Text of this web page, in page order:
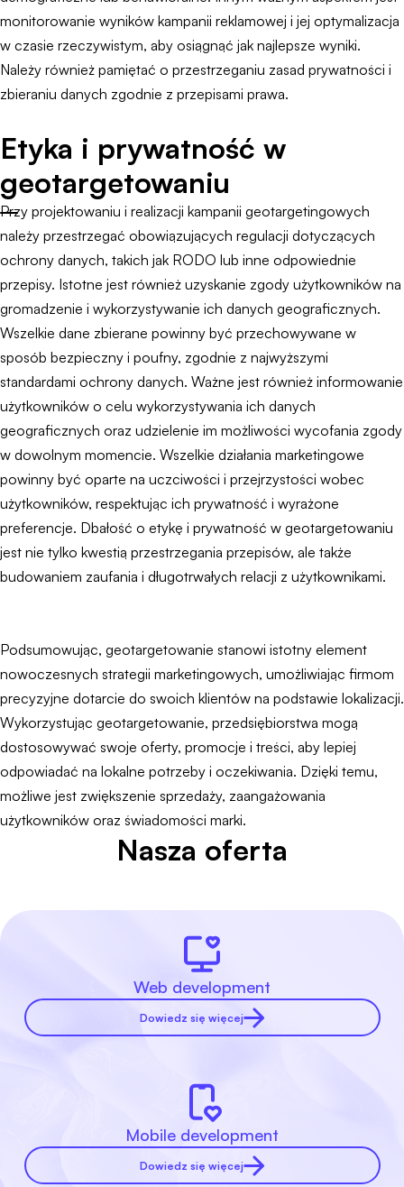
monitorowanie wyników kampanii reklamowej i jej optymalizacja
w czasie rzeczywistym, aby osiągnąć jak najlepsze wyniki.
Należy również pamiętać o przestrzeganiu zasad prywatności i
zbieraniu danych zgodnie z przepisami prawa.
Etyka i prywatność w
geotargetowaniu
Przy projektowaniu i realizacji kampanii geotargetingowych
należy przestrzegać obowiązujących regulacji dotyczących
ochrony danych, takich jak RODO lub inne odpowiednie
przepisy. Istotne jest również uzyskanie zgody użytkowników na
gromadzenie i wykorzystywanie ich danych geograficznych.
Wszelkie dane zbierane powinny być przechowywane w
sposób bezpieczny i poufny, zgodnie z najwyższymi
standardami ochrony danych. Ważne jest również informowanie
użytkowników o celu wykorzystywania ich danych
geograficznych oraz udzielenie im możliwości wycofania zgody
w dowolnym momencie. Wszelkie działania marketingowe
powinny być oparte na uczciwości i przejrzystości wobec
użytkowników, respektując ich prywatność i wyrażone
preferencje. Dbałość o etykę i prywatność w geotargetowaniu
jest nie tylko kwestią przestrzegania przepisów, ale także
budowaniem zaufania i długotrwałych relacji z użytkownikami.
Podsumowując, geotargetowanie stanowi istotny element
nowoczesnych strategii marketingowych, umożliwiając firmom
precyzyjne dotarcie do swoich klientów na podstawie lokalizacji.
Wykorzystując geotargetowanie, przedsiębiorstwa mogą
dostosowywać swoje oferty, promocje i treści, aby lepiej
odpowiadać na lokalne potrzeby i oczekiwania. Dzięki temu,
możliwe jest zwiększenie sprzedaży, zaangażowania
użytkowników oraz świadomości marki.
Nasza oferta
Web development
Dowiedz się więcej
Mobile development
Dowiedz się więcej